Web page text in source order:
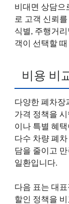
비대면 상담으
로 고객 신뢰
식별, 주행거
객이 선택할
비용 비
다양한 폐차장
가격 정책을
이나 특별 혜
다수 차량 폐
담을 줄이고
일환입니다.
다음 표는 대
할인 정책을